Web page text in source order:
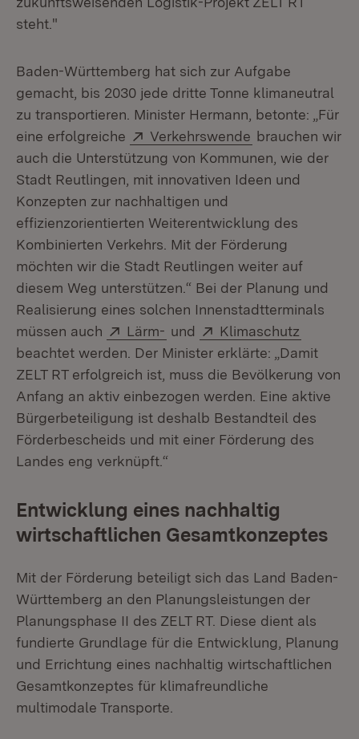
steht."
Baden-Württemberg hat sich zur Aufgabe
gemacht, bis 2030 jede dritte Tonne klimaneutral
zu transportieren. Minister Hermann, betonte: „Für
eine erfolgreiche
Extern:
Verkehrswende (Öffnet in
brauchen wir
auch die Unterstützung von Kommunen, wie der
Stadt Reutlingen, mit innovativen Ideen und
Konzepten zur nachhaltigen und
effizienzorientierten Weiterentwicklung des
Kombinierten Verkehrs. Mit der Förderung
möchten wir die Stadt Reutlingen weiter auf
diesem Weg unterstützen.“ Bei der Planung und
Realisierung eines solchen Innenstadtterminals
müssen auch
Extern:
Lärm- (Öffnet in neuem Fenster)
und Extern:
Klimaschutz
beachtet werden. Der Minister erklärte: „Damit
ZELT RT erfolgreich ist, muss die Bevölkerung von
Anfang an aktiv einbezogen werden. Eine aktive
Bürgerbeteiligung ist deshalb Bestandteil des
Förderbescheids und mit einer Förderung des
Landes eng verknüpft.“
Entwicklung eines nachhaltig
wirtschaftlichen Gesamtkonzeptes
Mit der Förderung beteiligt sich das Land Baden-
Württemberg an den Planungsleistungen der
Planungsphase II des ZELT RT. Diese dient als
fundierte Grundlage für die Entwicklung, Planung
und Errichtung eines nachhaltig wirtschaftlichen
Gesamtkonzeptes für klimafreundliche
multimodale Transporte.